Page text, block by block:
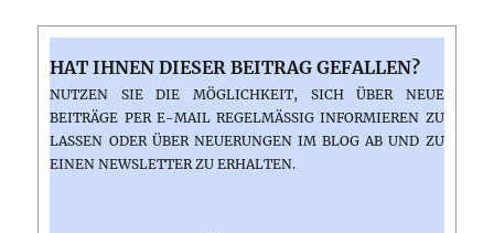
HAT IHNEN DIESER BEITRAG GEFALLEN?
NUTZEN SIE DIE MÖGLICHKEIT, SICH ÜBER NEUE
BEITRÄGE PER E-MAIL REGELMÄSSIG INFORMIEREN ZU L
ASSEN ODER ÜBER NEUERUNGEN IM BLOG AB UND ZU E
INEN NEWSLETTER ZU ERHALTEN.